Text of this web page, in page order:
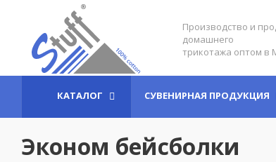
Производство и
домашнего
трикотажа оптом в
КАТАЛОГ СУВЕНИРНАЯ ПРОДУКЦИЯ
Эконом бейсболки